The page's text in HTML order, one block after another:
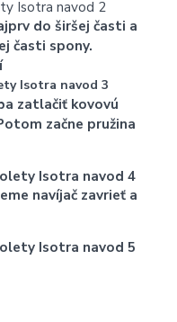
do širšej časti a
časti spony.
zatlačiť kovovú
začne pružina
navíjač zavrieť a